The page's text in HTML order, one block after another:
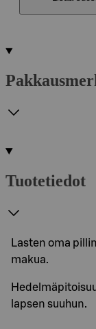
Tuotetiedot
Lasten oma
makua.
lapsen suuhun.